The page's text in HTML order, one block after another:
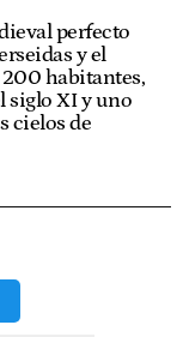
perfecto
y el
habitantes,
siglo XI y uno
cielos de